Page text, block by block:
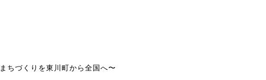
ちづくりを東川町から全国へ〜